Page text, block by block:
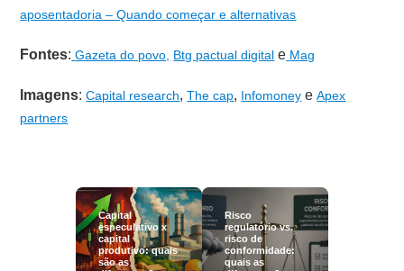
aposentadoria – Quando começare alternativas
Fontes: Gazeta do povo, Btg pactual digital e Mag
Imagens:Capital research,The cap, Infomoney eApex
partners
Capital
especulativo x
capital
produtivo: quais
são as
Risco
regulatório vs.
risco de
conformidade:
quais as